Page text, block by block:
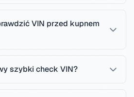
VIN przed kupnem
szybki check VIN?